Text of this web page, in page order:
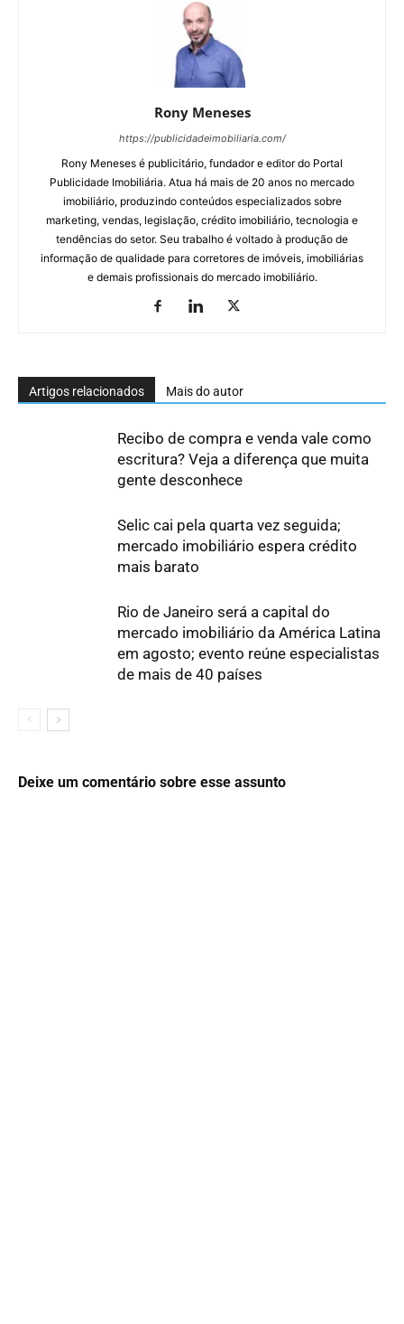
Rony Meneses
https://publicidadeimobiliaria.com/
Rony Meneses é publicitário, fundador e editor do Portal
Publicidade Imobiliária. Atua há mais de 20 anos no mercado
imobiliário, produzindo conteúdos especializados sobre
marketing, vendas, legislação, crédito imobiliário, tecnologia e
tendências do setor. Seu trabalho é voltado à produção de
informação de qualidade para corretores de imóveis, imobiliárias
e demais profissionais do mercado imobiliário.
Artigos relacionados Mais do autor
Recibo de compra e venda vale como
escritura? Veja a diferença que muita
gente desconhece
Selic cai pela quarta vez seguida;
mercado imobiliário espera crédito
mais barato
Rio de Janeiro será a capital do
mercado imobiliário da América Latina
em agosto; evento reúne especialistas
de mais de 40 países
Deixe um comentário sobre esse assunto